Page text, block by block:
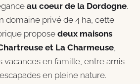
au coeur de la Dordogne.
domaine privé de 4 ha, cette
proposedeux maisons
et La Charmeuse
vacances en famille, entre amis
en pleine nature.